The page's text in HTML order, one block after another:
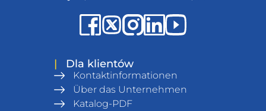
| Dla klientów
Kontaktinformationen
Über das Unternehmen
Katalog-PDF